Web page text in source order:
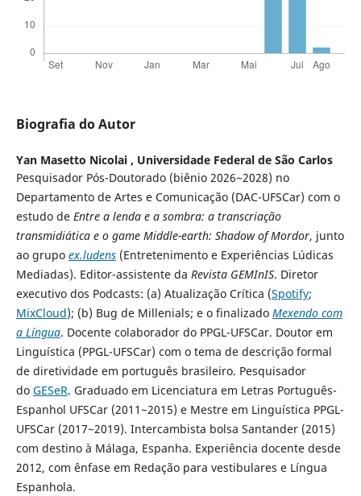
Biografia do Autor
Yan Masetto Nicolai , Universidade Federal de São Carlos
Pesquisador Pós-Doutorado (biênio 2026~2028) no
Departamento de Artes e Comunicação (DAC-UFSCar) com o
estudo de Entre a lenda e a sombra: a transcriação
transmidiática e o game Middle-earth: Shadow of Mordor, junto
ao grupo ex.ludens(Entretenimento e Experiências Lúdicas
Mediadas). Editor-assistente da Revista GEMInIS. Diretor
executivo dos Podcasts: (a) Atualização Crítica (Spotify;
MixCloud); (b) Bug de Millenials; e o finalizado Mexendo com
a Língua. Docente colaborador do PPGL-UFSCar. Doutor em
Linguística (PPGL-UFSCar) com o tema de descrição formal
de diretividade em português brasileiro. Pesquisador
do GESeR. Graduado em Licenciatura em Letras Português-
Espanhol UFSCar (2011~2015) e Mestre em Linguística PPGL-
UFSCar (2017~2019). Intercambista bolsa Santander (2015)
com destino à Málaga, Espanha. Experiência docente desde
2012, com ênfase em Redação para vestibulares e Língua
Espanhola.